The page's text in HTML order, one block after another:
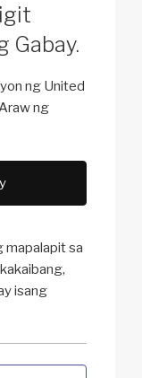
Gabay.
ng United
ng
mapalapit sa
isang